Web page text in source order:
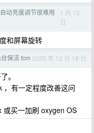
动亮度调节很难用
1 月 13
日
和屏幕旋转
保活 fcm 2025 年 12 月 18 日
。
有一定程度改善这问
或买一加刷 oxygen OS